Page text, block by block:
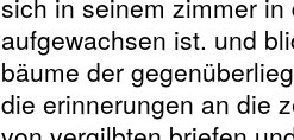
aufgewachsen ist. und
bäume der
die erinnerungen an die